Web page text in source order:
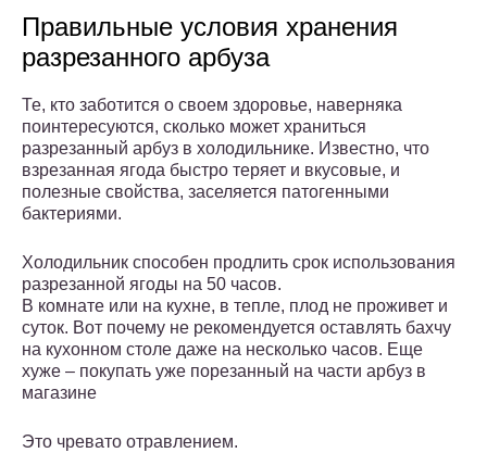
Правильные условия хранения
разрезанного арбуза
Те, кто заботится о своем здоровье, наверняка
поинтересуются, сколько может храниться
разрезанный арбуз в холодильнике. Известно, что
взрезанная ягода быстро теряет и вкусовые, и
полезные свойства, заселяется патогенными
бактериями.
Холодильник способен продлить срок использования
разрезанной ягоды на 50 часов.
В комнате или на кухне, в тепле, плод не проживет и
суток. Вот почему не рекомендуется оставлять бахчу
на кухонном столе даже на несколько часов. Еще
хуже – покупать уже порезанный на части арбуз в
магазине
Это чревато отравлением.